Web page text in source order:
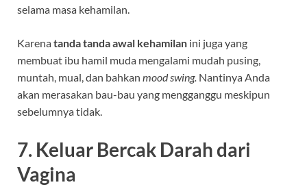
selama masa kehamilan.
Karenatanda tanda awal kehamilan ini juga yang
membuat ibu hamil muda mengalami mudah pusing,
muntah, mual, dan bahkan mood swing. Nantinya Anda
akan merasakan bau-bau yang mengganggu meskipun
sebelumnya tidak.
7. Keluar Bercak Darah dari
Vagina